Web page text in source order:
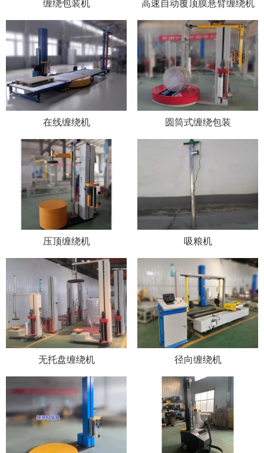
缠绕包装机 高速自动覆顶膜悬臂缠绕机
在线缠绕机 圆筒式缠绕包装
压顶缠绕机 吸粮机
无托盘缠绕机 径向缠绕机